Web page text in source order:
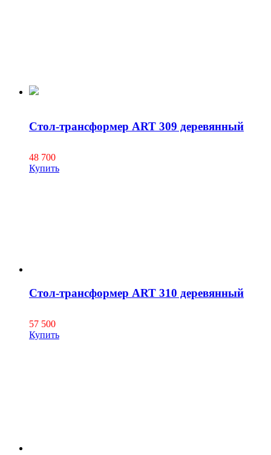
Стол-трансформер ART 309 деревянный
48 700
Купить
Стол-трансформер ART 310 деревянный
57 500
Купить